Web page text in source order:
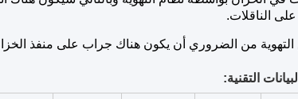
الناقلات.
التهوية من الضروري أن يكون هناك جراب على منفذ